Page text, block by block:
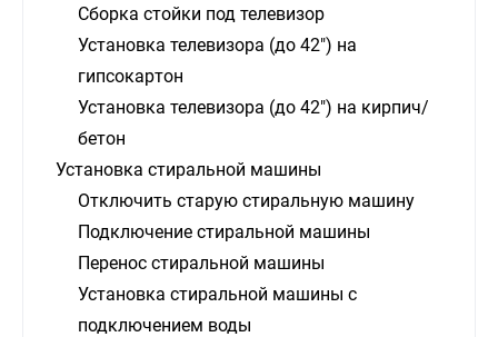
Сборка стойки под телевизор
Установка телевизора (до 42") на
гипсокартон
Установка телевизора (до 42") на кирпич/
бетон
Установка стиральной машины
Отключить старую стиральную машину
Подключение стиральной машины
Перенос стиральной машины
Установка стиральной машины с
подключением воды